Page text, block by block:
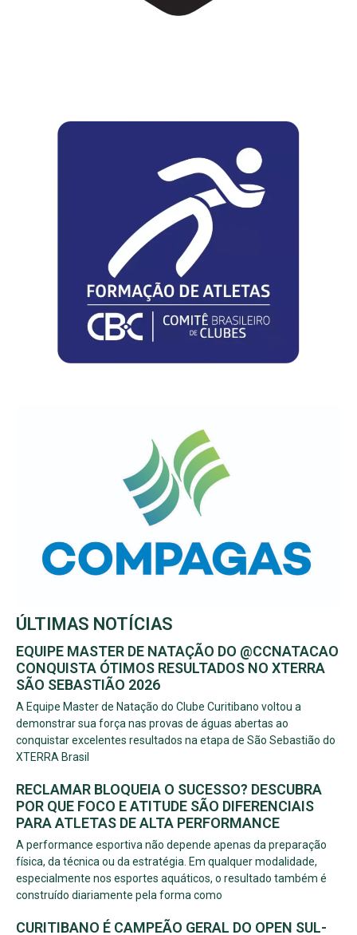
ÚLTIMAS NOTÍCIAS
EQUIPE MASTER DE NATAÇÃO DO @CCNATACAO
CONQUISTA ÓTIMOS RESULTADOS NO XTERRA
SÃO SEBASTIÃO 2026
A Equipe Master de Natação do Clube Curitibano voltou a
demonstrar sua força nas provas de águas abertas ao
conquistar excelentes resultados na etapa de São Sebastião do
XTERRA Brasil
RECLAMAR BLOQUEIA O SUCESSO? DESCUBRA
POR QUE FOCO E ATITUDE SÃO DIFERENCIAIS
PARA ATLETAS DE ALTA PERFORMANCE
A performance esportiva não depende apenas da preparação
física, da técnica ou da estratégia. Em qualquer modalidade,
especialmente nos esportes aquáticos, o resultado também é
construído diariamente pela forma como
CURITIBANO É CAMPEÃO GERAL DO OPEN SUL-